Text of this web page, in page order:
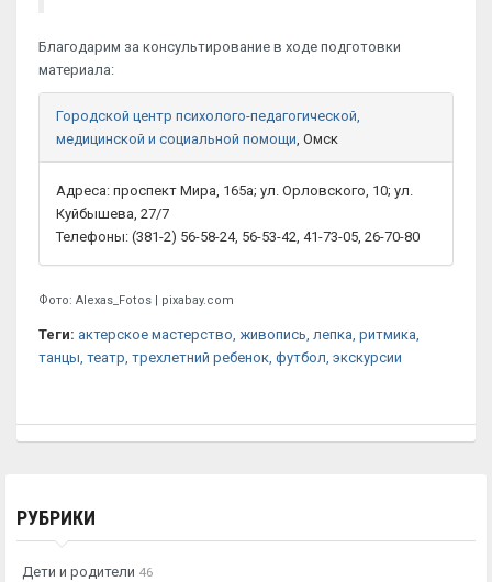
Благодарим за консультирование в ходе подготовки
материала:
Городской центр психолого-педагогической,
медицинской и социальной помощи, Омск
Адреса: проспект Мира, 165а; ул. Орловского, 10; ул.
Куйбышева, 27/7
Телефоны: (381-2) 56-58-24, 56-53-42, 41-73-05, 26-70-80
Фото: Alexas_Fotos | pixabay.com
Теги: актерское мастерство, живопись, лепка, ритмика,
танцы, театр, трехлетний ребенок, футбол, экскурсии
РУБРИКИ
Дети и родители 46